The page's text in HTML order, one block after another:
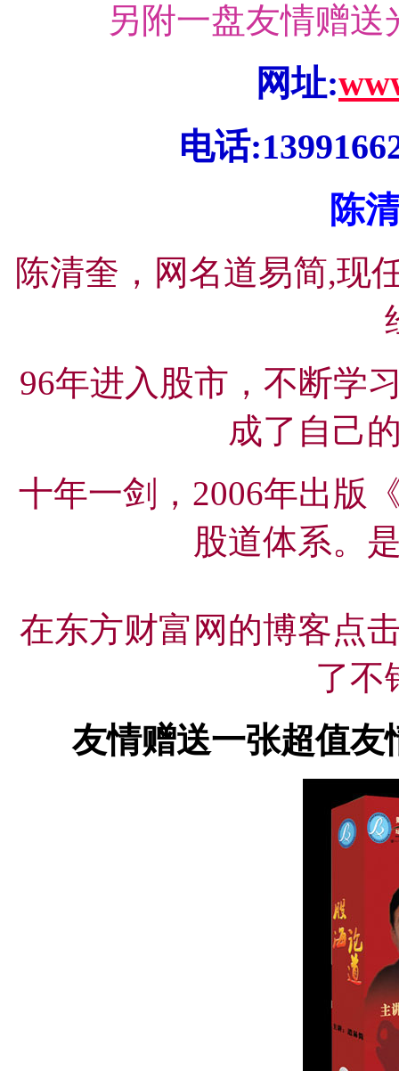
另附一盘友情赠
网址:
电话
陈
陈清奎，网名道易简,现
96年进入股市，不断学
成了自己
十年一剑，2006年出版
股道体系。
在东方财富网的博客点
了不
友情赠送一张超值友